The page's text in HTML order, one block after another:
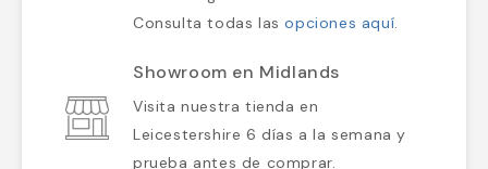
Consulta todas lasopciones aquí.
Showroom en Midlands
Visita nuestra tienda en
Leicestershire 6 días a la semana y
prueba antes de comprar.